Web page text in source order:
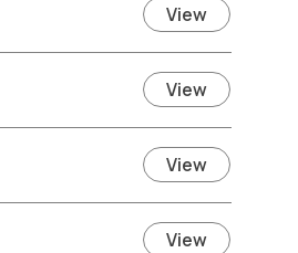
View
View
View
View